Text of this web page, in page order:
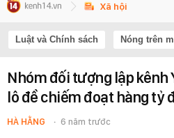
Xã hội
Luật và Chính sách Nóng trên
Nhóm đối tượng lập kênh
lô đề chiếm đoạt hàng tỷ
HÀ HẰNG 6 năm trước